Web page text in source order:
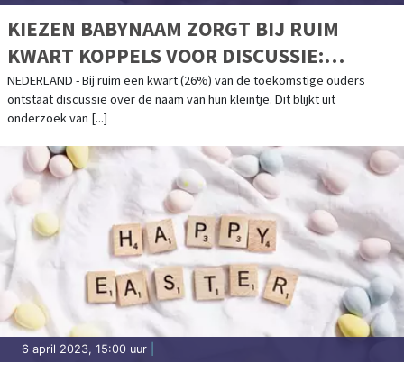
KIEZEN BABYNAAM ZORGT BIJ RUIM
KWART KOPPELS VOOR DISCUSSIE:
GEHEIMHOUDEN NAAM BIJ EEN OP TIEN
NIET GELUKT
NEDERLAND - Bij ruim een kwart (26%) van de toekomstige ouders
ontstaat discussie over de naam van hun kleintje. Dit blijkt uit
onderzoek van [...]
6 april 2023, 15:00 uur